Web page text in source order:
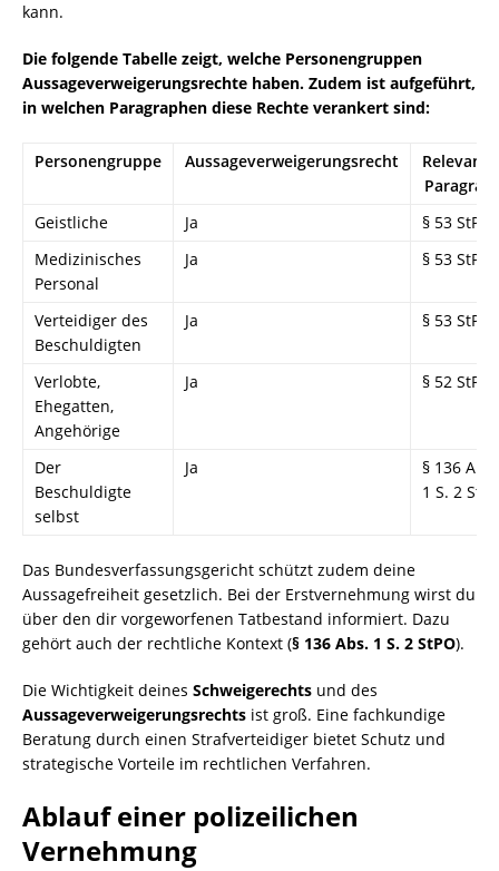
kann.
Die folgende Tabelle zeigt, welche Personengruppen
Aussageverweigerungsrechte haben. Zudem ist aufgeführt,
in welchen Paragraphen diese Rechte verankert sind:
Personengruppe Aussageverweigerungsrecht
Geistliche
Ja
§ 53 StPO
Medizinisches
Personal
Ja § 53 StPO
Verteidiger des
Beschuldigten
Ja § 53 StPO
Verlobte,
Ehegatten,
Angehörige
Ja § 52 StPO
Der
Beschuldigte
selbst
Ja
§ 136 Abs.
1 S. 2
Das Bundesverfassungsgericht schützt zudem deine
Aussagefreiheit gesetzlich. Bei der Erstvernehmung wirst du
über den dir vorgeworfenen Tatbestand informiert. Dazu
gehört auch der rechtliche Kontext (§ 136 Abs. 1 S. 2 StPO).
Die Wichtigkeit deines Schweigerechts und des
Aussageverweigerungsrechts ist groß. Eine fachkundige
Beratung durch einen Strafverteidiger bietet Schutz und
strategische Vorteile im rechtlichen Verfahren.
Ablauf einer polizeilichen
Vernehmung